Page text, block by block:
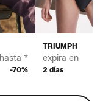
hasta *
-70%
TRIUMPH
expira en
2 días